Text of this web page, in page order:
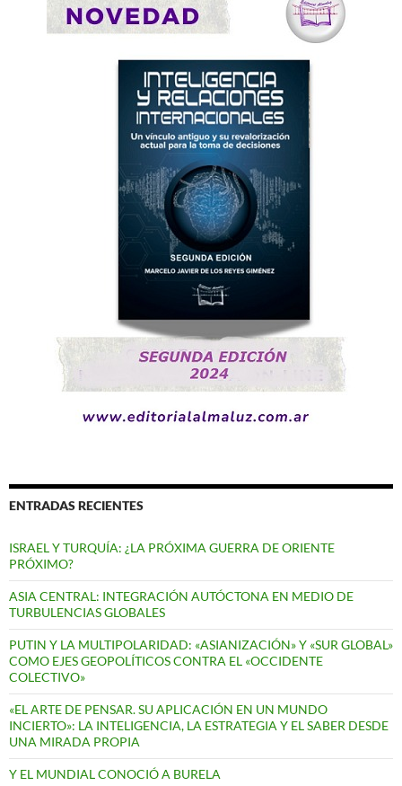
ENTRADAS RECIENTES
ISRAEL Y TURQUÍA: ¿LA PRÓXIMA GUERRA DE ORIENTE
PRÓXIMO?
ASIA CENTRAL: INTEGRACIÓN AUTÓCTONA EN MEDIO DE
TURBULENCIAS GLOBALES
PUTIN Y LA MULTIPOLARIDAD: «ASIANIZACIÓN» Y «SUR GLOBAL»
COMO EJES GEOPOLÍTICOS CONTRA EL «OCCIDENTE
COLECTIVO»
«EL ARTE DE PENSAR. SU APLICACIÓN EN UN MUNDO
INCIERTO»: LA INTELIGENCIA, LA ESTRATEGIA Y EL SABER DESDE
UNA MIRADA PROPIA
Y EL MUNDIAL CONOCIÓ A BURELA